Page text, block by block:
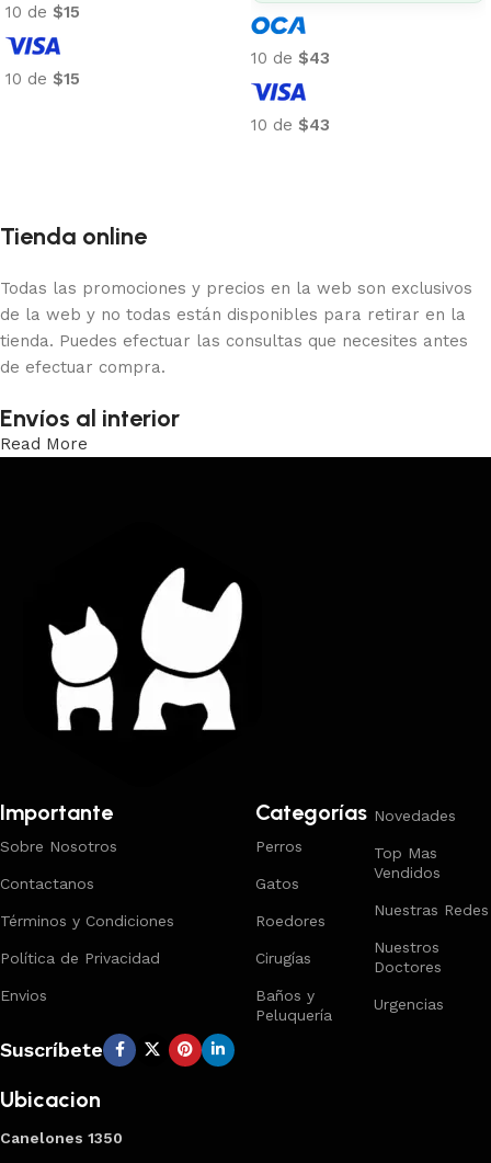
10 de $15
10 de $15
10 de $43
10 de $43
Tienda online
Todas las promociones y precios en la web son exclusivos
de la web y no todas están disponibles para retirar en la
tienda. Puedes efectuar las consultas que necesites antes
de efectuar compra.
Envíos al interior
Read More
Importante
Sobre Nosotros
Contactanos
Términos y Condiciones
Política de Privacidad
Envios
Categorías
Perros
Gatos
Roedores
Cirugías
Baños y
Peluquería
Novedades
Top Mas
Vendidos
Nuestras Redes
Nuestros
Doctores
Urgencias
Suscríbete
Ubicacion
Canelones 1350